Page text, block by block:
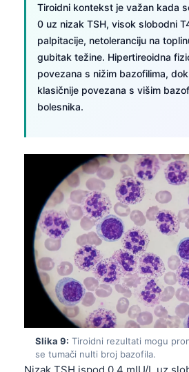
Tiroidni kontekst je važan kada
0 uz nizak TSH, visok slobodni
palpitacije, netoleranciju na
gubitak težine. Hipertireoidna
povezana s nižim bazofilima,
klasičnije povezana s višim
bolesnika.
Slika 9: Tiroidni rezultati mogu
se tumači nulti broj bazofila.
Română
简体中文
فارسی
Български
Dansk
Nederlands
हिन्दी
Bahasa Indonesia
Հայերեն
Svenska
Bosanski
Azərbaycan dili
Eesti
日本語